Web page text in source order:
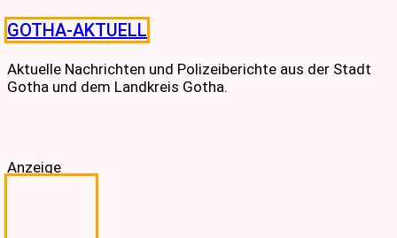
Skip
to
content
GOTHA-AKTUELL
Aktuelle Nachrichten und Polizeiberichte aus der Stadt
Gotha und dem Landkreis Gotha.
Anzeige